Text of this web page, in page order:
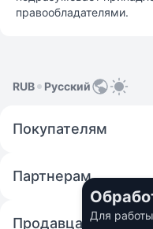
правообладателями.
RUB Русский
Покупателям
Партнерам
ПродавцамДля